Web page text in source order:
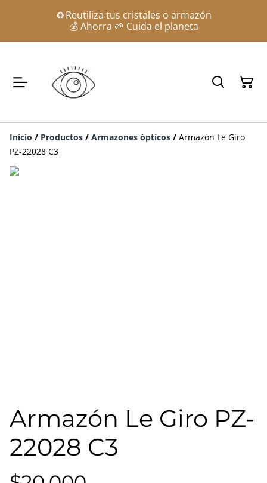
♻️ Reutiliza tus cristales o armazón
💰 Ahorra 🌱 Cuida el planeta
Inicio / Productos / Armazones ópticos / Armazón Le Giro
PZ-22028 C3
Armazón Le Giro PZ-
22028 C3